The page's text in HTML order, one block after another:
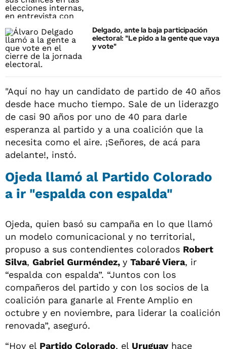
Delgado, ante la baja participación
electoral: "Le pido a la gente que vaya
y vote"
"Aquí no hay un candidato de partido de 40 años
desde hace mucho tiempo. Sale de un liderazgo
de casi 90 años por uno de 40 para darle
esperanza al partido y a una coalición que la
necesita como el aire. ¡Señores, de acá para
adelante!, instó.
Ojeda llamó al Partido Colorado
a ir "espalda con espalda"
Ojeda, quien basó su campaña en lo que llamó
un modelo comunicacional y no territorial,
propuso a sus contendientes colorados Robert
Silva, Gabriel Gurméndez, y Tabaré Viera, ir
“espalda con espalda”. “Juntos con los
compañeros del partido y con los socios de la
coalición para ganarle al Frente Amplio en
octubre y en noviembre, para liderar la coalición
renovada”, aseguró.
“Hoy el Partido Colorado, el Uruguay hace